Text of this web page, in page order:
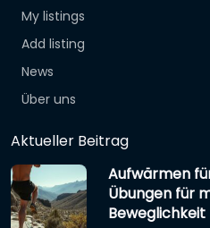
My listings
Add listing
News
Über uns
Aktueller Beitrag
Aufwärmen
Übungen für
Beweglichkeit